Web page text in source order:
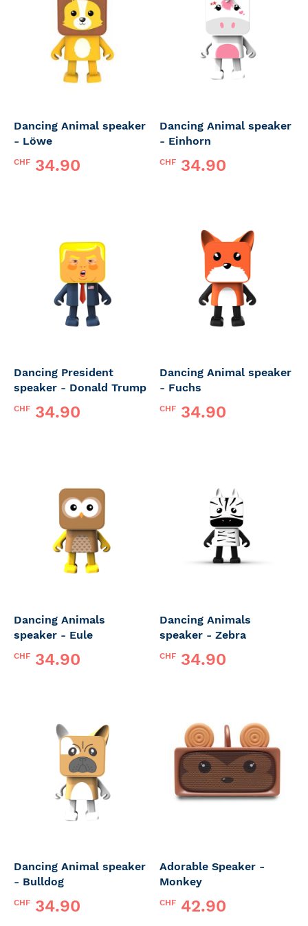
Dancing Animal speaker
- Löwe
CHF 34.90
Dancing Animal speaker
- Einhorn
CHF 34.90
Dancing President
speaker - Donald Trump
CHF 34.90
Dancing Animal speaker
- Fuchs
CHF 34.90
Dancing Animals
speaker - Eule
CHF 34.90
Dancing Animals
speaker - Zebra
CHF 34.90
Dancing Animal speaker
- Bulldog
CHF 34.90
Adorable Speaker -
Monkey
CHF 42.90